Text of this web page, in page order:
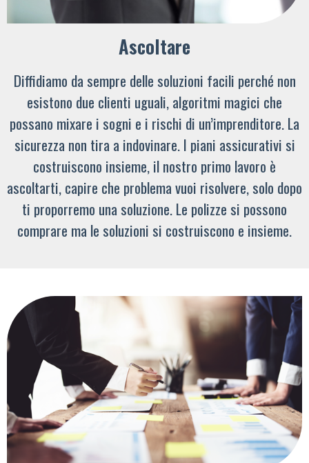
Ascoltare
Diffidiamo da sempre delle soluzioni facili perché non
esistono due clienti uguali, algoritmi magici che
possano mixare i sogni e i rischi di un’imprenditore. La
sicurezza non tira a indovinare. I piani assicurativi si
costruiscono insieme, il nostro primo lavoro è
ascoltarti, capire che problema vuoi risolvere, solo dopo
ti proporremo una soluzione. Le polizze si possono
comprare ma le soluzioni si costruiscono e insieme.